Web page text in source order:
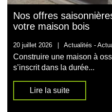
Nos offres
votre maison bois
20 juillet 2026 | Actualités -
Construire une maison à
s’inscrit dans la durée...
Lire la suite